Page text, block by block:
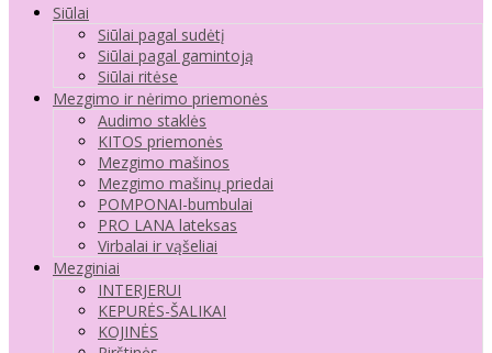
Siūlai
Siūlai pagal sudėtį
Siūlai pagal gamintoją
Siūlai ritėse
Mezgimo ir nėrimo priemonės
Audimo staklės
KITOS priemonės
Mezgimo mašinos
Mezgimo mašinų priedai
POMPONAI-bumbulai
PRO LANA lateksas
Virbalai ir vąšeliai
Mezginiai
INTERJERUI
KEPURĖS-ŠALIKAI
KOJINĖS